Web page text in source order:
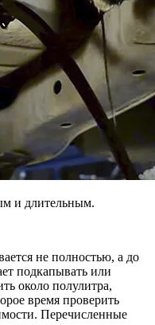
и длительным.
не полностью, а до
подкапывать или
около полулитра,
время проверить
Перечисленные